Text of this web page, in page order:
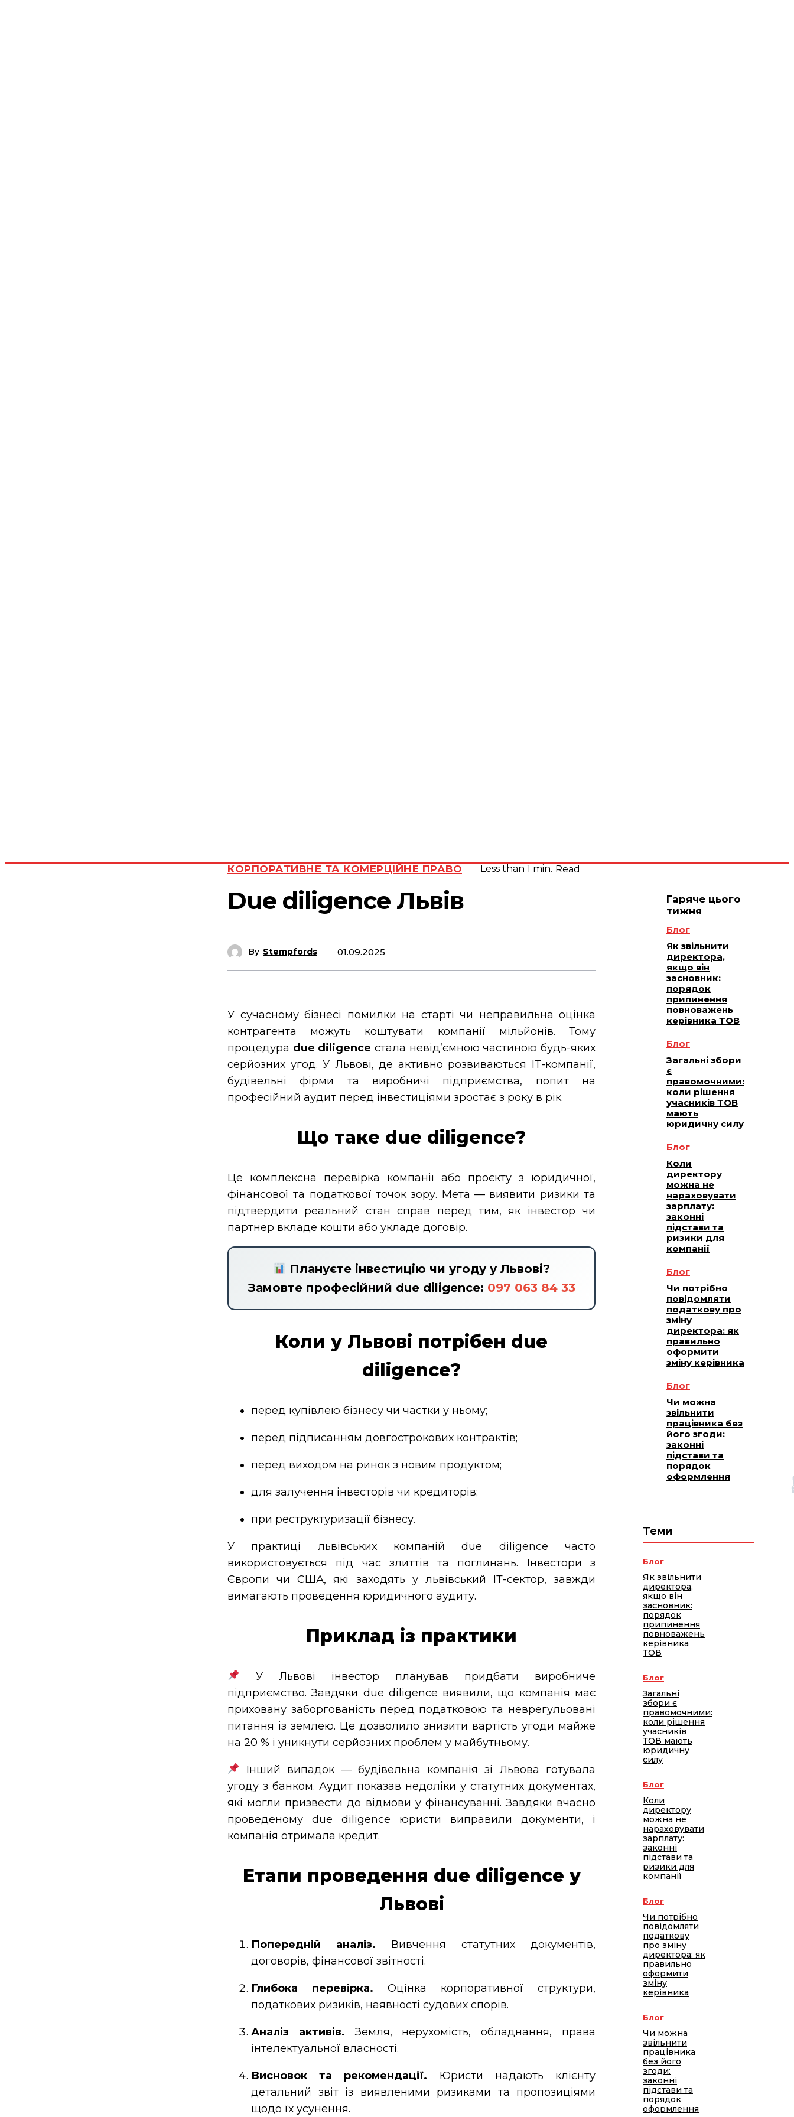
КОРПОРАТИВНЕ ТА КОМЕРЦІЙНЕ ПРАВО Less than 1 min. Read
Due diligence Львів
By Stempfords 01.09.2025
У сучасному бізнесі помилки на старті чи неправильна оцінка
контрагента можуть коштувати компанії мільйонів. Тому
процедура due diligence стала невід’ємною частиною будь-яких
серйозних угод. У Львові, де активно розвиваються ІТ-компанії,
будівельні фірми та виробничі підприємства, попит на
професійний аудит перед інвестиціями зростає з року в рік.
Що таке due diligence?
Це комплексна перевірка компанії або проєкту з юридичної,
фінансової та податкової точок зору. Мета — виявити ризики та
підтвердити реальний стан справ перед тим, як інвестор чи
партнер вкладе кошти або укладе договір.
Плануєте інвестицію чи угоду у Львові?
Замовте професійний due diligence: 097 063 84 33
Коли у Львові потрібен due
diligence?
перед купівлею бізнесу чи частки у ньому;
перед підписанням довгострокових контрактів;
перед виходом на ринок з новим продуктом;
для залучення інвесторів чи кредиторів;
при реструктуризації бізнесу.
У практиці львівських компаній due diligence часто
використовується під час злиттів та поглинань. Інвестори з
Європи чи США, які заходять у львівський ІТ-сектор, завжди
вимагають проведення юридичного аудиту.
Приклад із практики
У Львові інвестор планував придбати виробниче
підприємство. Завдяки due diligence виявили, що компанія має
приховану заборгованість перед податковою та неврегульовані
питання із землею. Це дозволило знизити вартість угоди майже
на 20 % і уникнути серйозних проблем у майбутньому.
Інший випадок — будівельна компанія зі Львова готувала
угоду з банком. Аудит показав недоліки у статутних документах,
які могли призвести до відмови у фінансуванні. Завдяки вчасно
проведеному due diligence юристи виправили документи, і
компанія отримала кредит.
Етапи проведення due diligence у
Львові
Попередній аналіз. Вивчення статутних документів,
договорів, фінансової звітності.
Глибока перевірка. Оцінка корпоративної структури,
податкових ризиків, наявності судових спорів.
Аналіз активів. Земля, нерухомість, обладнання, права
інтелектуальної власності.
Висновок та рекомендації. Юристи надають клієнту
детальний звіт із виявленими ризиками та пропозиціями
щодо їх усунення.
Гаряче цього
тижня
Блог
Як звільнити
директора,
якщо він
засновник:
порядок
припинення
повноважень
керівника ТОВ
Блог
Загальні збори
є
правомочними:
коли рішення
учасників ТОВ
мають
юридичну силу
Блог
Коли
директору
можна не
нараховувати
зарплату:
законні
підстави та
ризики для
компанії
Блог
Чи потрібно
повідомляти
податкову про
зміну
директора: як
правильно
оформити
зміну керівника
Блог
Чи можна
звільнити
працівника без
його згоди:
законні
підстави та
порядок
оформлення
Теми
Блог
Як звільнити
директора,
якщо він
засновник:
порядок
припинення
повноважень
керівника
ТОВ
Блог
Загальні
збори є
правомочними:
коли рішення
учасників
ТОВ мають
юридичну
силу
Блог
Коли
директору
можна не
нараховувати
зарплату:
законні
підстави та
ризики для
компанії
Блог
Чи потрібно
повідомляти
податкову
про зміну
директора: як
правильно
оформити
зміну
керівника
Блог
Чи можна
звільнити
працівника
без його
згоди:
законні
підстави та
порядок
оформлення